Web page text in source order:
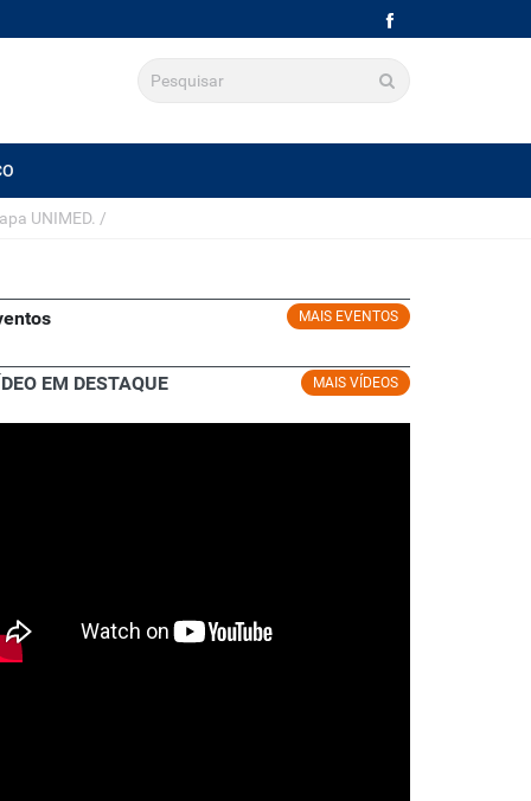
UNIMED. /
MAIS EVENTOS
MAIS VÍDEOS
EM DESTAQUE